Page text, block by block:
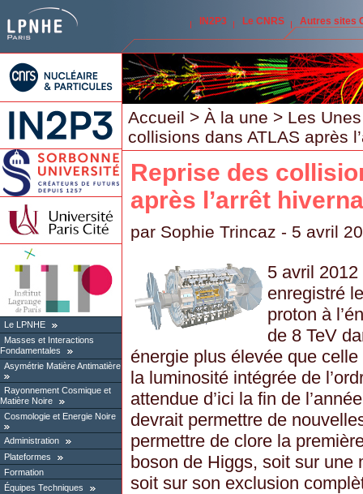
IN2P3 Le CNRS Autres sites
Le LPNHE
Masses et Interactions
Fondamentales
Asymétrie Matière Antimatière
Rayonnement Cosmique et
Matière Noire
Cosmologie et Energie Noire
Administration
Plateformes
Formation
Équipes Techniques
Accueil > À la une > Les
collisions dans ATLAS après
Reprise des
après l’arrêt
par Sophie Trincaz - 5 avril
5 avril
enregistré
proton à
de 8 TeV
énergie plus élevée que
la luminosité intégrée de
attendue d’ici la fin de
devrait permettre de
permettre de clore la
boson de Higgs, soit sur une
soit sur son exclusion